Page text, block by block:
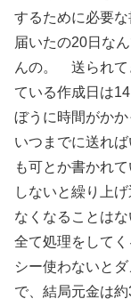
するために必要
届いたの20日な
んの。 送られて
ている作成日は
ぼうに時間がかか
いつまでに送れ
も可とか書かれ
しないと繰り上
なくなることは
全て処理をして
シー使わないと
で、結局元金は